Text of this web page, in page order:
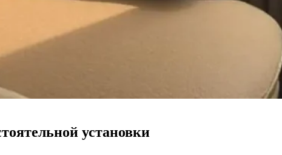
установки